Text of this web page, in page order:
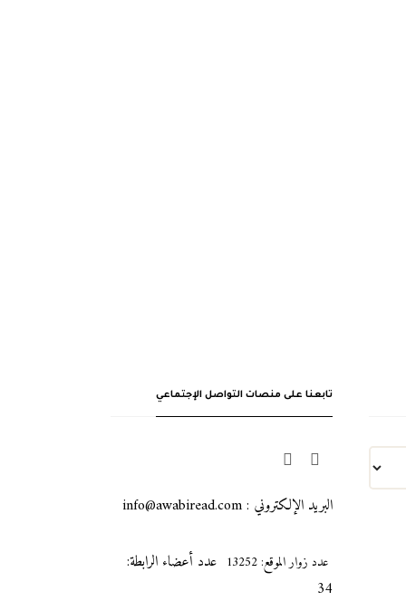
تابعنا على منصات التواصل الإجتماعي
البريد الإلكتروني : info@awabiread.com
عدد زوار الموقع: 13252
عدد أعضاء الرابطة:
34